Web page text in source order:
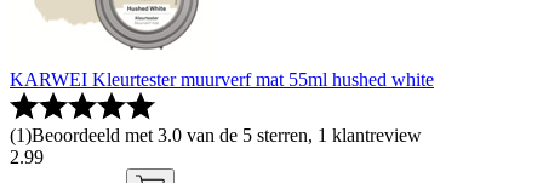
KARWEI Kleurtester muurverf mat 55ml hushed white
(1)Beoordeeld met 3.0 van de 5 sterren, 1 klantreview
2.99